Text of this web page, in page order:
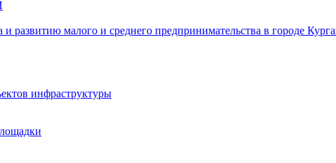
развитию малого и среднего предпринимательства в городе
инфраструктуры